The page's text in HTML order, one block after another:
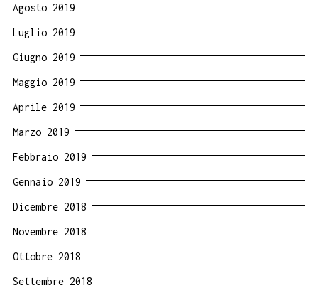
Agosto 2019
Luglio 2019
Giugno 2019
Maggio 2019
Aprile 2019
Marzo 2019
Febbraio 2019
Gennaio 2019
Dicembre 2018
Novembre 2018
Ottobre 2018
Settembre 2018